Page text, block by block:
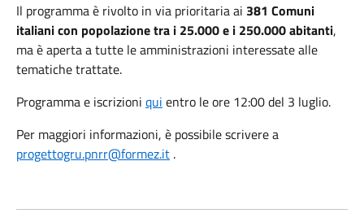
Il programma è rivolto in via prioritaria ai 381 Comuni
italiani con popolazione tra i 25.000 e i 250.000 abitanti,
ma è aperta a tutte le amministrazioni interessate alle
tematiche trattate.
Programma e iscrizioni qui entro le ore 12:00 del 3 luglio.
Per maggiori informazioni, è possibile scrivere a
progettogru.pnrr@formez.it .